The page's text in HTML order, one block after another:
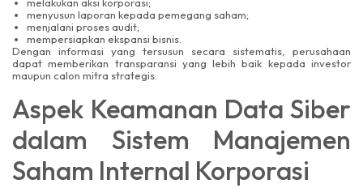
menyusun laporan kepada pemegang saham;
menjalani proses audit;
mempersiapkan ekspansi bisnis.
Dengan informasi yang tersusun secara sistematis, perusahaan
dapat memberikan transparansi yang lebih baik kepada investor
maupun calon mitra strategis.
Aspek Keamanan Data Siber
dalam Sistem Manajemen
Saham Internal Korporasi